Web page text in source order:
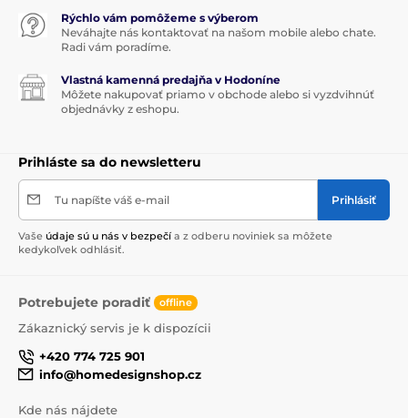
Rýchlo vám pomôžeme s výberom
Neváhajte nás kontaktovať na našom mobile alebo chate.
Radi vám poradíme.
Vlastná kamenná predajňa v Hodoníne
Môžete nakupovať priamo v obchode alebo si vyzdvihnúť
objednávky z eshopu.
Prihláste sa do newsletteru
Tu napíšte váš e-mail Prihlásiť
Vaše údaje sú u nás v bezpečí a z odberu noviniek sa môžete
kedykoľvek odhlásiť.
Potrebujete poradiť offline
Zákaznický servis je k dispozícii
+420 774 725 901
info@homedesignshop.cz
Kde nás nájdete